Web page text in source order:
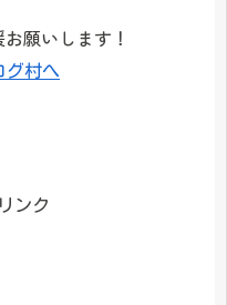
願いします！
ンク